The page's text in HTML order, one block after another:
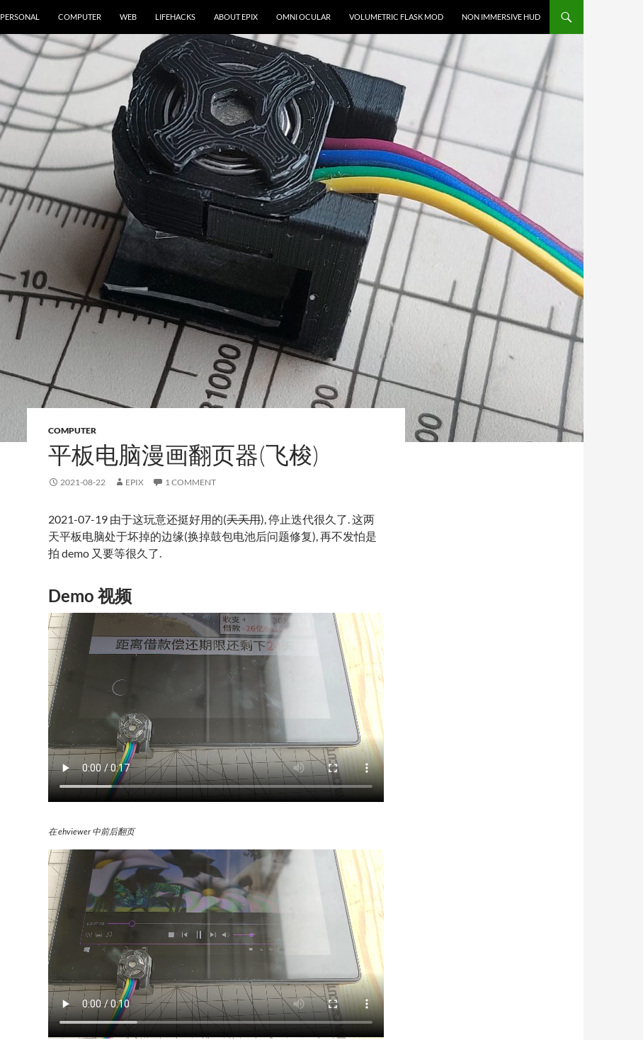
PERSONAL COMPUTER WEB LIFEHACKS ABOUT EPIX OMNI OCULAR VOLUMETRIC FLASK MOD NON IMMERSIVE HUD
COMPUTER
平板电脑漫画翻页器(飞梭)
2021-08-22 EPIX 1 COMMENT
2021-07-19 由于这玩意还挺好用的(天天用), 停止迭代很久了. 这两
天平板电脑处于坏掉的边缘(换掉鼓包电池后问题修复), 再不发怕是
拍 demo 又要等很久了.
Demo 视频
在 ehviewer 中前后翻页